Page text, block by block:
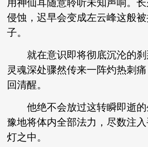
用神仙耳随意聆听未知声响。
侵蚀，迟早会变成左云峰这般
子。
就在意识即将彻底沉沦的刹
灵魂深处骤然传来一阵灼热刺
回清醒。
他绝不会放过这转瞬即逝的
豫地将体内全部法力，尽数注
灯之中。